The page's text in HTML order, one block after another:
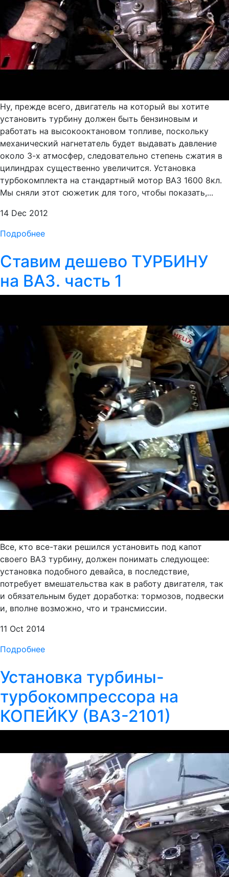
Ну, прежде всего, двигатель на который вы хотите
установить турбину должен быть бензиновым и
работать на высокооктановом топливе, поскольку
механический нагнетатель будет выдавать давление
около 3-х атмосфер, следовательно степень сжатия в
цилиндрах существенно увеличится. Установка
турбокомплекта на cтандартный мотор ВАЗ 1600 8кл.
Мы сняли этот сюжетик для того, чтобы показать,...
14 Dec 2012
Подробнее
Ставим дешево ТУРБИНУ
на ВАЗ. часть 1
Все, кто все-таки решился установить под капот
своего ВАЗ турбину, должен понимать следующее:
установка подобного девайса, в последствие,
потребует вмешательства как в работу двигателя, так
и обязательным будет доработка: тормозов, подвески
и, вполне возможно, что и трансмиссии.
11 Oct 2014
Подробнее
Установка турбины-
турбокомпрессора на
КОПЕЙКУ (ВАЗ-2101)